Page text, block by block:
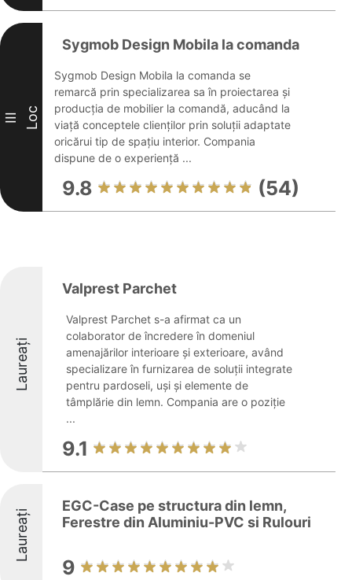
III Loc
Sygmob Design Mobila la comanda
Sygmob Design Mobila la comanda se
remarcă prin specializarea sa în proiectarea și
producția de mobilier la comandă, aducând la
viață conceptele clienților prin soluții adaptate
oricărui tip de spațiu interior. Compania
dispune de o experiență ...
9.8 (54)
Laureați
Valprest Parchet
Valprest Parchet s-a afirmat ca un
colaborator de încredere în domeniul
amenajărilor interioare și exterioare, având
specializare în furnizarea de soluții integrate
pentru pardoseli, uși și elemente de
tâmplărie din lemn. Compania are o poziție
...
9.1
Laureați
EGC-Case pe structura din lemn,
Ferestre din Aluminiu-PVC si Rulouri
9